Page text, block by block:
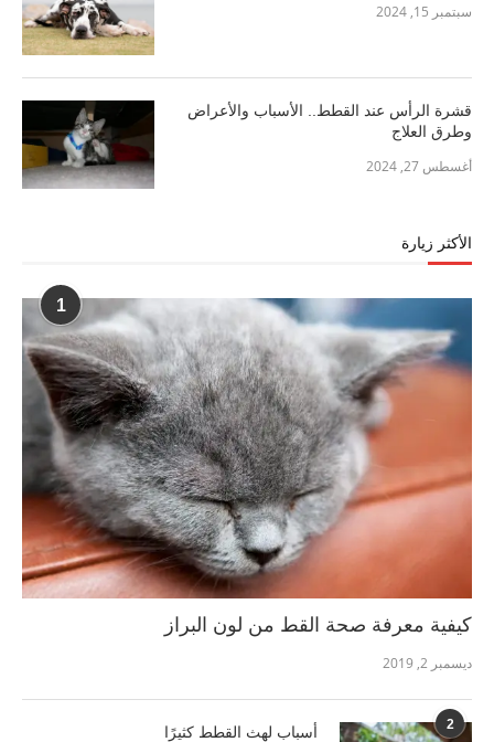
سبتمبر 15, 2024
قشرة الرأس عند القطط.. الأسباب والأعراض
وطرق العلاج
أغسطس 27, 2024
الأكثر زيارة
1
كيفية معرفة صحة القط من لون البراز
ديسمبر 2, 2019
2 أسباب لهث القطط كثيرًا